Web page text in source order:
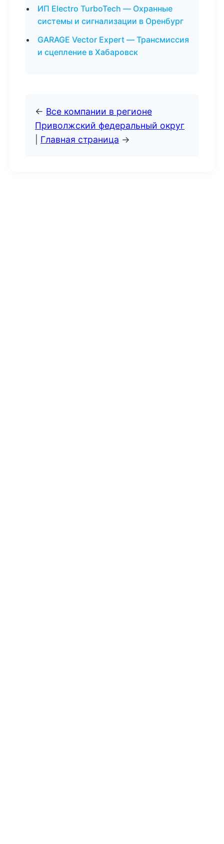
ИП Electro TurboTech — Охранные
системы и сигнализации в Оренбург
GARAGE Vector Expert — Трансмиссия
и сцепление в Хабаровск
← Все компании в регионе
Приволжский федеральный округ
Главная страница →